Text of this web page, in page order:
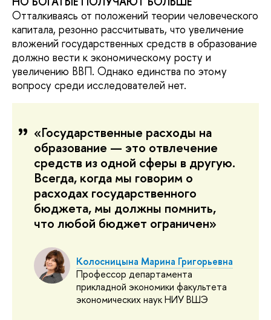
Отталкиваясь от положений теории человеческого
капитала, резонно рассчитывать, что увеличение
вложений государственных средств в образование
должно вести к экономическому росту и
увеличению ВВП. Однако единства по этому
вопросу среди исследователей нет.
«Государственные расходы на
образование — это отвлечение
средств из одной сферы в другую.
Всегда, когда мы говорим о
расходах государственного
бюджета, мы должны помнить,
что любой бюджет ограничен»
Колосницына Марина Григорьевна
Профессор департамента
прикладной экономики факультета
экономических наук НИУ ВШЭ